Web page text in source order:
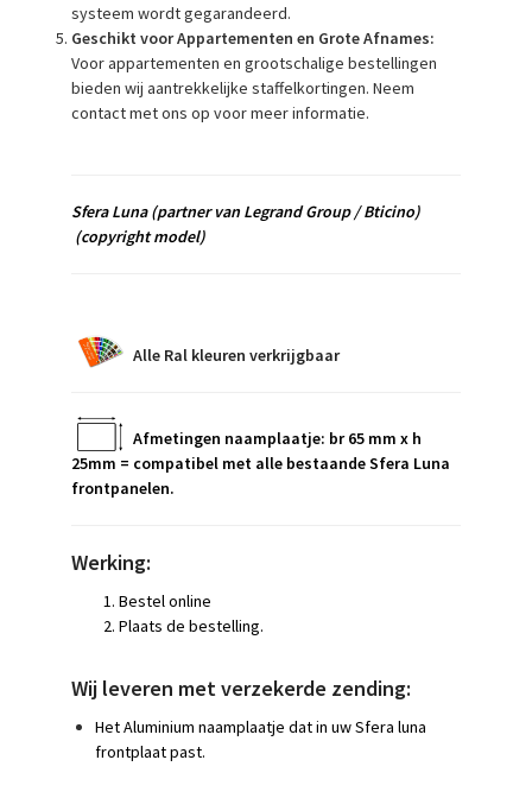
systeem wordt gegarandeerd.
Geschikt voor Appartementen en Grote Afnames:
Voor appartementen en grootschalige bestellingen
bieden wij aantrekkelijke staffelkortingen. Neem
contact met ons op voor meer informatie.
Sfera Luna(partner van Legrand Group / Bticino)
(copyright model)
Alle Ral kleuren verkrijgbaar
Afmetingen naamplaatje: br 65 mm x h
25mm = compatibel met alle bestaande Sfera Luna
frontpanelen.
Werking:
Bestel online
Plaats de bestelling.
Wij leveren met verzekerde zending:
Het Aluminium naamplaatje dat in uw Sfera luna
frontplaat past.